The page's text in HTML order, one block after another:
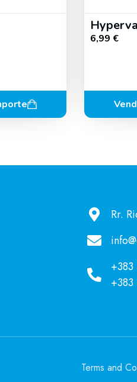
6,99 €
Rr.
Terms and